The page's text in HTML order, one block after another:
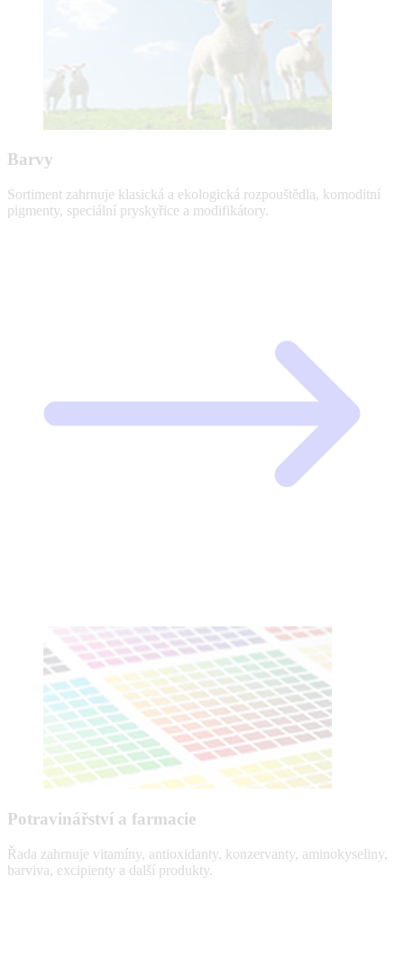
Barvy
Sortiment zahrnuje klasická a ekologická rozpouštědla, komoditní
pigmenty, speciální pryskyřice a modifikátory.
Potravinářství a farmacie
Řada zahrnuje vitamíny, antioxidanty, konzervanty, aminokyseliny,
barviva, excipienty a další produkty.